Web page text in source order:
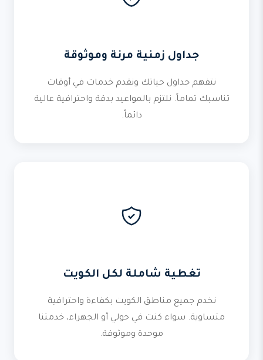
جداول زمنية مرنة وموثوقة
نتفهم جداول حياتك ونقدم خدمات في أوقات
تناسبك تماماً. نلتزم بالمواعيد بدقة واحترافية عالية
دائماً.
تغطية شاملة لكل الكويت
نخدم جميع مناطق الكويت بكفاءة واحترافية
متساوية. سواء كنت في حولي أو الجهراء، خدمتنا
موحدة وموثوقة.